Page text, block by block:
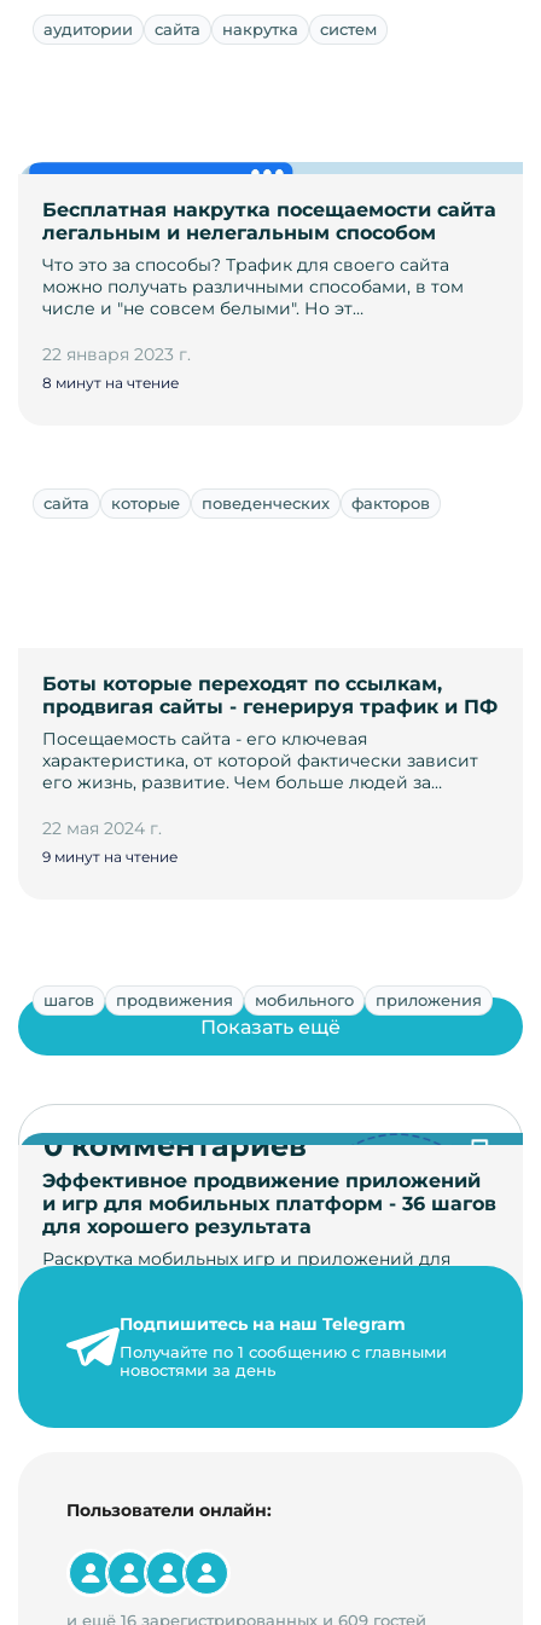
аудитории сайта накрутка систем
Бесплатная накрутка посещаемости сайта
легальным и нелегальным способом
Что это за способы? Трафик для своего сайта
можно получать различными способами, в том
числе и "не совсем белыми". Но эт…
22 января 2023 г.
8 минут на чтение
сайта которые поведенческих факторов
Боты которые переходят по ссылкам,
продвигая сайты - генерируя трафик и ПФ
Посещаемость сайта - его ключевая
характеристика, от которой фактически зависит
его жизнь, развитие. Чем больше людей за…
22 мая 2024 г.
9 минут на чтение
шагов продвижения мобильного приложения
Эффективное продвижение приложений
и игр для мобильных платформ - 36 шагов
для хорошего результата
Раскрутка мобильных игр и приложений для
24 января 2021 г.
14 минут на чтение
Показать ещё
0 комментариев
Подпишитесь на наш Telegram
Получайте по 1 сообщению с главными
новостями за день
Пользователи онлайн:
и ещё 16 зарегистрированных и 609 гостей